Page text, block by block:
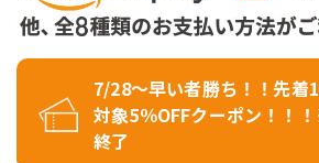
7/28～早い者勝ち！！先着
対象5％OFFクーポン！！
終了